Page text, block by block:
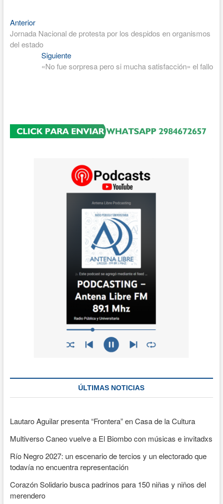
Navegación
de
entradas
AnteriorEntrada
anterior:
Jornada Nacional de protesta por los despidos en organismos
del estado
SiguienteEntrada
siguiente:
«No fue sorpresa pero si mucha satisfacción» el fallo
ÚLTIMAS NOTICIAS
Lautaro Aguilar presenta “Frontera” en Casa de la Cultura
Multiverso Caneo vuelve a El Biombo con músicas e invitadxs
Río Negro 2027: un escenario de tercios y un electorado que
todavía no encuentra representación
Corazón Solidario busca padrinos para 150 niñas y niños del
merendero